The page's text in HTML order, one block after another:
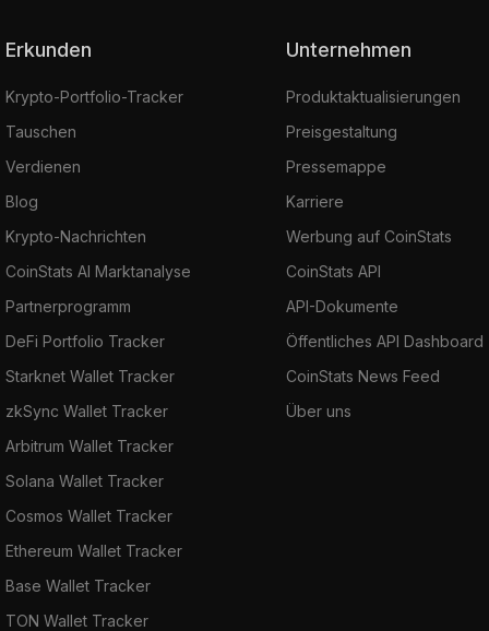
Erkunden
Krypto-Portfolio-Tracker
Tauschen
Verdienen
Blog
Krypto-Nachrichten
CoinStats AI Marktanalyse
Partnerprogramm
DeFi Portfolio Tracker
Starknet Wallet Tracker
zkSync Wallet Tracker
Arbitrum Wallet Tracker
Solana Wallet Tracker
Cosmos Wallet Tracker
Ethereum Wallet Tracker
Base Wallet Tracker
TON Wallet Tracker
Unternehmen
Produktaktualisierungen
Preisgestaltung
Pressemappe
Karriere
Werbung auf CoinStats
CoinStats API
API-Dokumente
Öffentliches API Dashboard
CoinStats News Feed
Über uns